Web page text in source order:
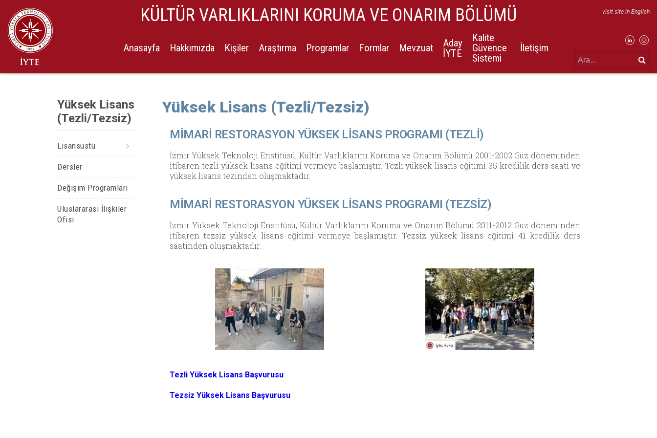
KÜLTÜR VARLIKLARINI KORUMA VE ONARIM BÖLÜMÜ
Anasayfa Hakkımızda Kişiler Araştırma Programlar Formlar Mevzuat
Aday
İYTE
Kalite
Güvence
Sistemi
İletişim
visit site in English
Yüksek Lisans
(Tezli/Tezsiz)
Lisansüstü
Dersler
Değişim Programları
Uluslararası İlişkiler
Ofisi
Yüksek Lisans (Tezli/Tezsiz)
MİMARİ RESTORASYON YÜKSEK LİSANS PROGRAMI (TEZLİ)
İzmir Yüksek Teknoloji Enstitüsü, Kültür Varlıklarını Koruma ve Onarım Bölümü 2001-2002 Güz döneminden
itibaren tezli yüksek lisans eğitimi vermeye başlamıştır. Tezli yüksek lisans eğitimi 35 kredilik ders saati ve
yüksek lisans tezinden oluşmaktadır.
MİMARİ RESTORASYON YÜKSEK LİSANS PROGRAMI (TEZSİZ)
İzmir Yüksek Teknoloji Enstitüsü, Kültür Varlıklarını Koruma ve Onarım Bölümü 2011-2012 Güz döneminden
itibaren tezsiz yüksek lisans eğitimi vermeye başlamıştır. Tezsiz yüksek lisans eğitimi 41 kredilik ders
saatinden oluşmaktadır.
Tezli Yüksek Lisans Başvurusu
Tezsiz Yüksek Lisans Başvurusu